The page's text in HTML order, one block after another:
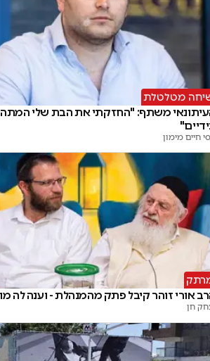
מטלטלת
משתף: "החזקתי את הבת שלי המתה
חיים מימון
אורי זוהר קיבל פתק מהמנהלת - וענה לה
חן